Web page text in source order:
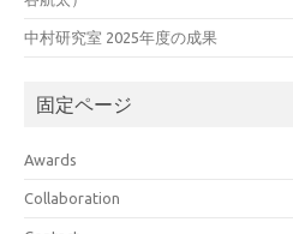
中村研究室 2025年度の成果
固定ページ
Awards
Collaboration